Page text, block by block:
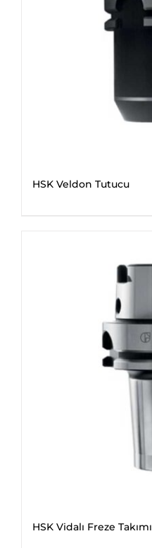
HSK Veldon Tutucu
HSK Vidalı Freze Takımı